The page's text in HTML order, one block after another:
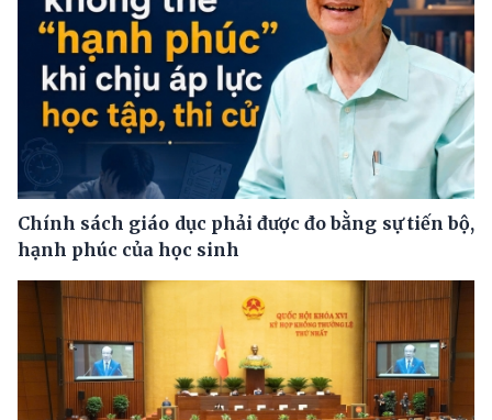
Chính sách giáo dục phải được đo bằng sự tiến bộ,
hạnh phúc của học sinh